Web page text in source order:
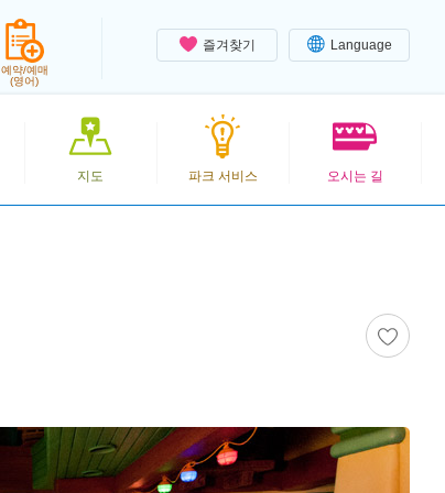
즐겨찾기 Language
예약/예매
(영어)
지도 파크 서비스 오시는 길